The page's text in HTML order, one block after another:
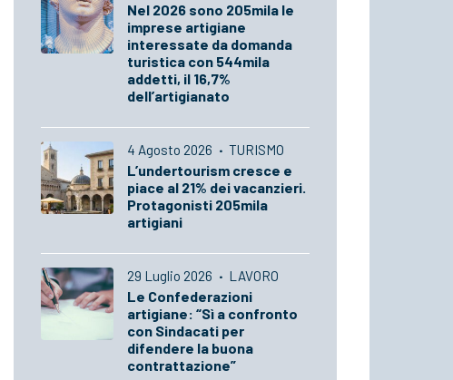
Nel 2026 sono 205mila le
imprese artigiane
interessate da domanda
turistica con 544mila
addetti, il 16,7%
dell’artigianato
4 Agosto 2026 · TURISMO
L’undertourism cresce e
piace al 21% dei vacanzieri.
Protagonisti 205mila
artigiani
29 Luglio 2026 · LAVORO
Le Confederazioni
artigiane: “Sì a confronto
con Sindacati per
difendere la buona
contrattazione”